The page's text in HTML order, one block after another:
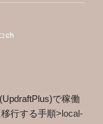
で稼働
行する手順>local-